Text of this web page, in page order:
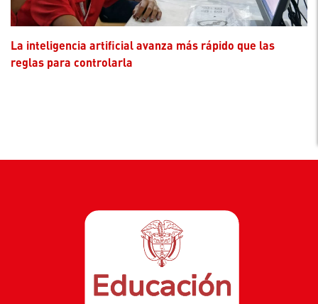
La inteligencia artificial avanza más rápido que las
reglas para controlarla